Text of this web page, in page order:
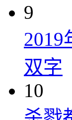
9
2019
双字
10